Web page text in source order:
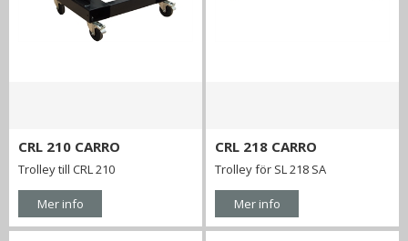
CRL 210 CARRO
Trolley till CRL 210
Mer info
CRL 218 CARRO
Trolley för SL 218 SA
Mer info